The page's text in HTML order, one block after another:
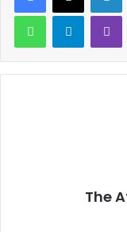
WhatsAppTelegram
The